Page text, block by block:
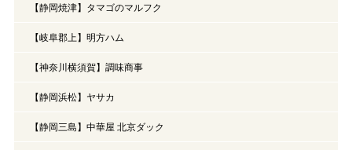
【静岡焼津】タマゴのマルフク
【岐阜郡上】明方ハム
【神奈川横須賀】調味商事
【静岡浜松】ヤサカ
【静岡三島】中華屋 北京ダック